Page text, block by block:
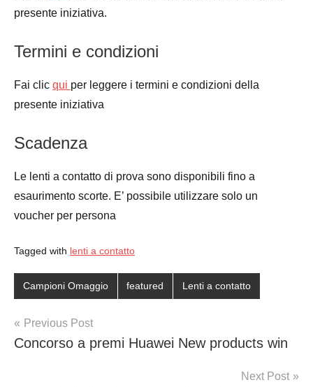
presente iniziativa.
Termini e condizioni
Fai clic qui per leggere i termini e condizioni della
presente iniziativa
Scadenza
Le lenti a contatto di prova sono disponibili fino a
esaurimento scorte. E’ possibile utilizzare solo un
voucher per persona
Tagged with lenti a contatto
Campioni Omaggio featured Lenti a contatto
Post
navigation
Previous Post
Concorso a premi Huawei New products win
Next Post